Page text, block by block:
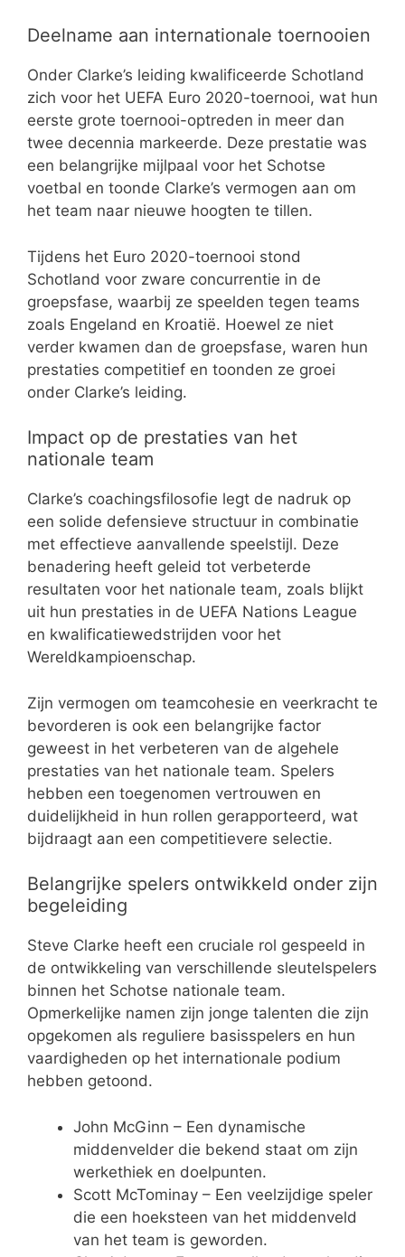
Deelname aan internationale toernooien
Onder Clarke’s leiding kwalificeerde Schotland
zich voor het UEFA Euro 2020-toernooi, wat hun
eerste grote toernooi-optreden in meer dan
twee decennia markeerde. Deze prestatie was
een belangrijke mijlpaal voor het Schotse
voetbal en toonde Clarke’s vermogen aan om
het team naar nieuwe hoogten te tillen.
Tijdens het Euro 2020-toernooi stond
Schotland voor zware concurrentie in de
groepsfase, waarbij ze speelden tegen teams
zoals Engeland en Kroatië. Hoewel ze niet
verder kwamen dan de groepsfase, waren hun
prestaties competitief en toonden ze groei
onder Clarke’s leiding.
Impact op de prestaties van het
nationale team
Clarke’s coachingsfilosofie legt de nadruk op
een solide defensieve structuur in combinatie
met effectieve aanvallende speelstijl. Deze
benadering heeft geleid tot verbeterde
resultaten voor het nationale team, zoals blijkt
uit hun prestaties in de UEFA Nations League
en kwalificatiewedstrijden voor het
Wereldkampioenschap.
Zijn vermogen om teamcohesie en veerkracht te
bevorderen is ook een belangrijke factor
geweest in het verbeteren van de algehele
prestaties van het nationale team. Spelers
hebben een toegenomen vertrouwen en
duidelijkheid in hun rollen gerapporteerd, wat
bijdraagt aan een competitievere selectie.
Belangrijke spelers ontwikkeld onder zijn
begeleiding
Steve Clarke heeft een cruciale rol gespeeld in
de ontwikkeling van verschillende sleutelspelers
binnen het Schotse nationale team.
Opmerkelijke namen zijn jonge talenten die zijn
opgekomen als reguliere basisspelers en hun
vaardigheden op het internationale podium
hebben getoond.
John McGinn – Een dynamische
middenvelder die bekend staat om zijn
werkethiek en doelpunten.
Scott McTominay – Een veelzijdige speler
die een hoeksteen van het middenveld
van het team is geworden.